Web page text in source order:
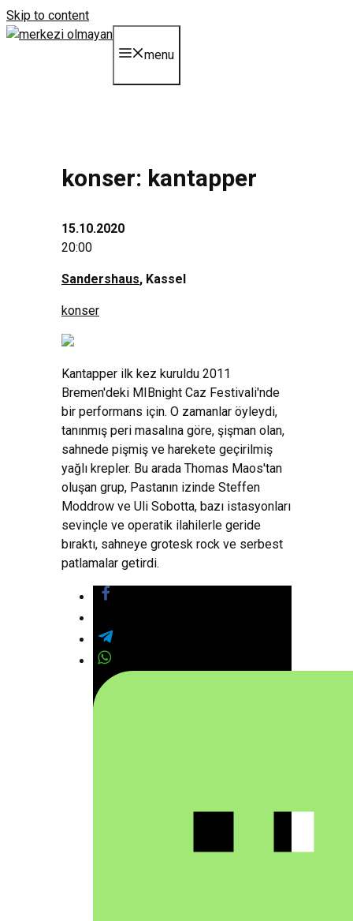
Skip to content
menu
konser: kantapper
15.10.2020
20:00
Sandershaus, Kassel
konser
Kantapper ilk kez kuruldu 2011
Bremen'deki MIBnight Caz Festivali'nde
bir performans için. O zamanlar öyleydi,
tanınmış peri masalına göre, şişman olan,
sahnede pişmiş ve harekete geçirilmiş
yağlı krepler. Bu arada Thomas Maos'tan
oluşan grup, Pastanın izinde Steffen
Moddrow ve Uli Sobotta, bazı istasyonları
sevinçle ve operatik ilahilerle geride
bıraktı, sahneye grotesk rock ve serbest
patlamalar getirdi.